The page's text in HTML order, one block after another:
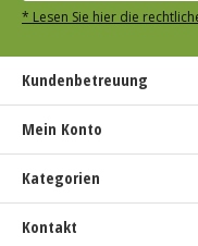
* Lesen Sie hier die
Kundenbetreuung
Mein Konto
Kategorien
Kontakt